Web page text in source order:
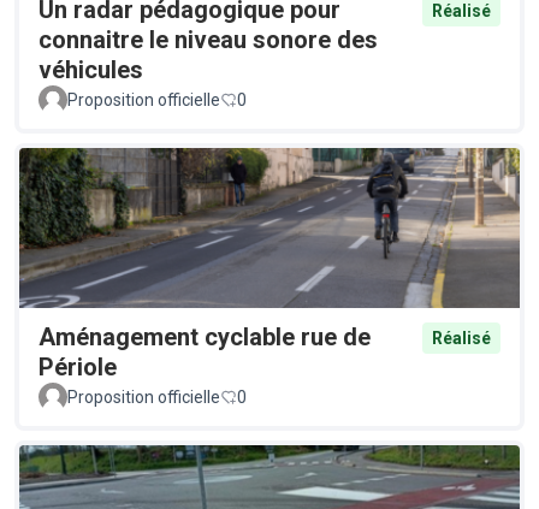
Un radar pédagogique pour
connaitre le niveau sonore des
véhicules
Réalisé
Proposition officielle 0
Aménagement cyclable rue de
Périole
Réalisé
Proposition officielle 0